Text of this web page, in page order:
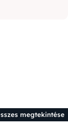
megtekintése